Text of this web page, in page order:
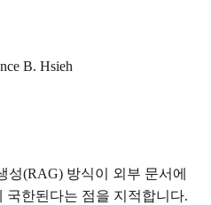
B. Hsieh
성(RAG) 방식이 외부 문서에
한된다는 점을 지적합니다.